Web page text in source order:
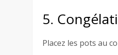
5.
Placez les pots au